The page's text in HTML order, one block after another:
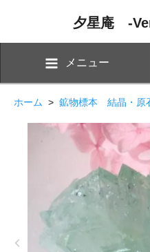
夕星庵 -
メニュー
ホーム > 鉱物標本 結晶・原